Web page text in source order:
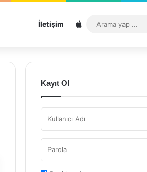
İletişim Sitemap
Kayıt Ol